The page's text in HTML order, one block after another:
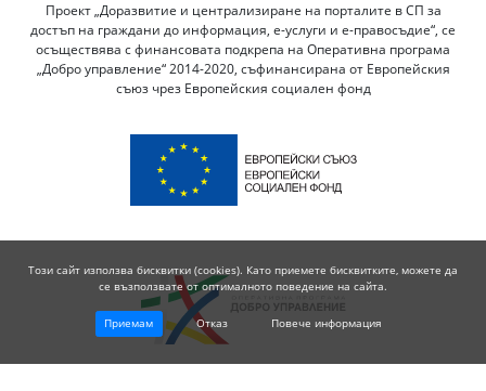
Проект „Доразвитие и централизиране на порталите в СП за
достъп на граждани до информация, е-услуги и е-правосъдие“, се
осъществява с финансовата подкрепа на Оперативна програма
„Добро управление“ 2014-2020, съфинансирана от Европейския
съюз чрез Европейския социален фонд
Този сайт използва бисквитки (cookies). Като приемете бисквитките, можете да
се възползвате от оптималното поведение на сайта.
Приемам Отказ Повече информация